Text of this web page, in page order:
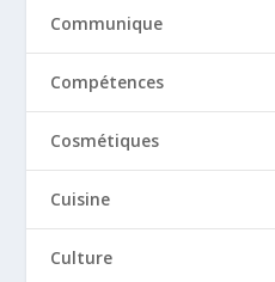
Communique
Compétences
Cosmétiques
Cuisine
Culture